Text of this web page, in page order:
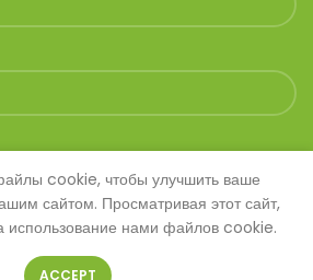
cookie, чтобы улучшить ваше
сайтом. Просматривая этот сайт,
использование нами файлов cookie.
ACCEPT